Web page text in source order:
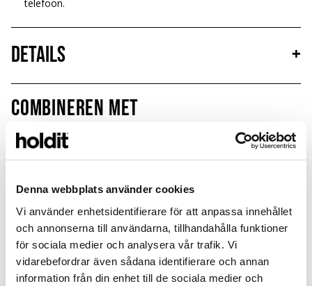
Denna webbplats använder cookies
Vi använder enhetsidentifierare för att anpassa innehållet
och annonserna till användarna, tillhandahålla funktioner
för sociala medier och analysera vår trafik. Vi
vidarebefordrar även sådana identifierare och annan
information från din enhet till de sociala medier och
telefoon.
Details
+
Combineren met
Limited Edition
MagSafe Fit